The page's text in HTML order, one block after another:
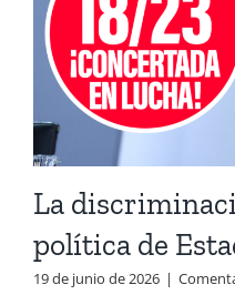
La
política de
19 de junio de 2026 |